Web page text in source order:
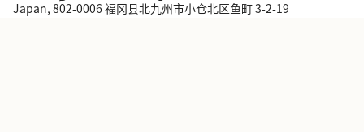
Japan, 802-0006 福冈县北九州市小仓北区鱼町 3-2-19